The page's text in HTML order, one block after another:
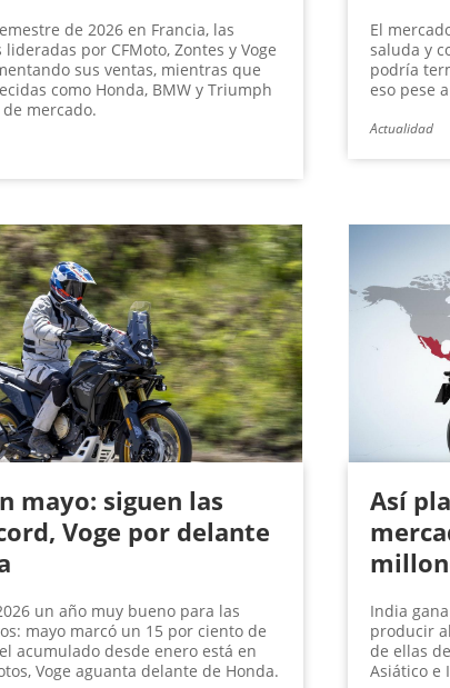
de 2026 en Francia, las
por CFMoto, Zontes y Voge
sus ventas, mientras que
como Honda, BMW y Triumph
mercado.
El
saluda y
podría
eso pese
Actualidad
mayo: siguen las
Voge por delante
un año muy bueno para las
mayo marcó un 15 por ciento de
acumulado desde enero está en
Voge aguanta delante de Honda.
Así
India
producir
de ellas
Asiático e